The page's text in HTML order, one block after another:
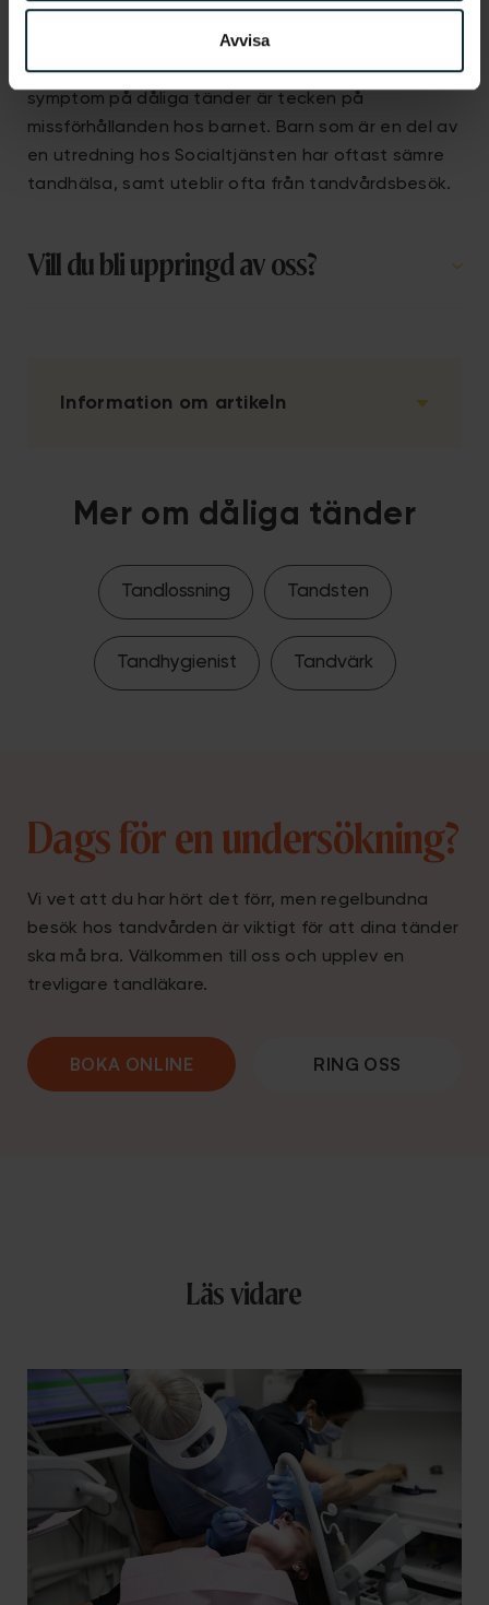
Avvisa
Det finns dock fler aspekter att ta hänsyn till inom
barntandvården då det visat sig att många
symptom på dåliga tänder är tecken på
missförhållanden hos barnet. Barn som är en del av
en utredning hos Socialtjänsten har oftast sämre
tandhälsa, samt uteblir ofta från tandvårdsbesök.
Vill du bli uppringd av oss?
Information om artikeln
Mer om dåliga tänder
Tandlossning Tandsten
Tandhygienist Tandvärk
Dags för en undersökning?
Vi vet att du har hört det förr, men regelbundna
besök hos tandvården är viktigt för att dina tänder
ska må bra. Välkommen till oss och upplev en
trevligare tandläkare.
BOKA ONLINE RING OSS
Läs vidare